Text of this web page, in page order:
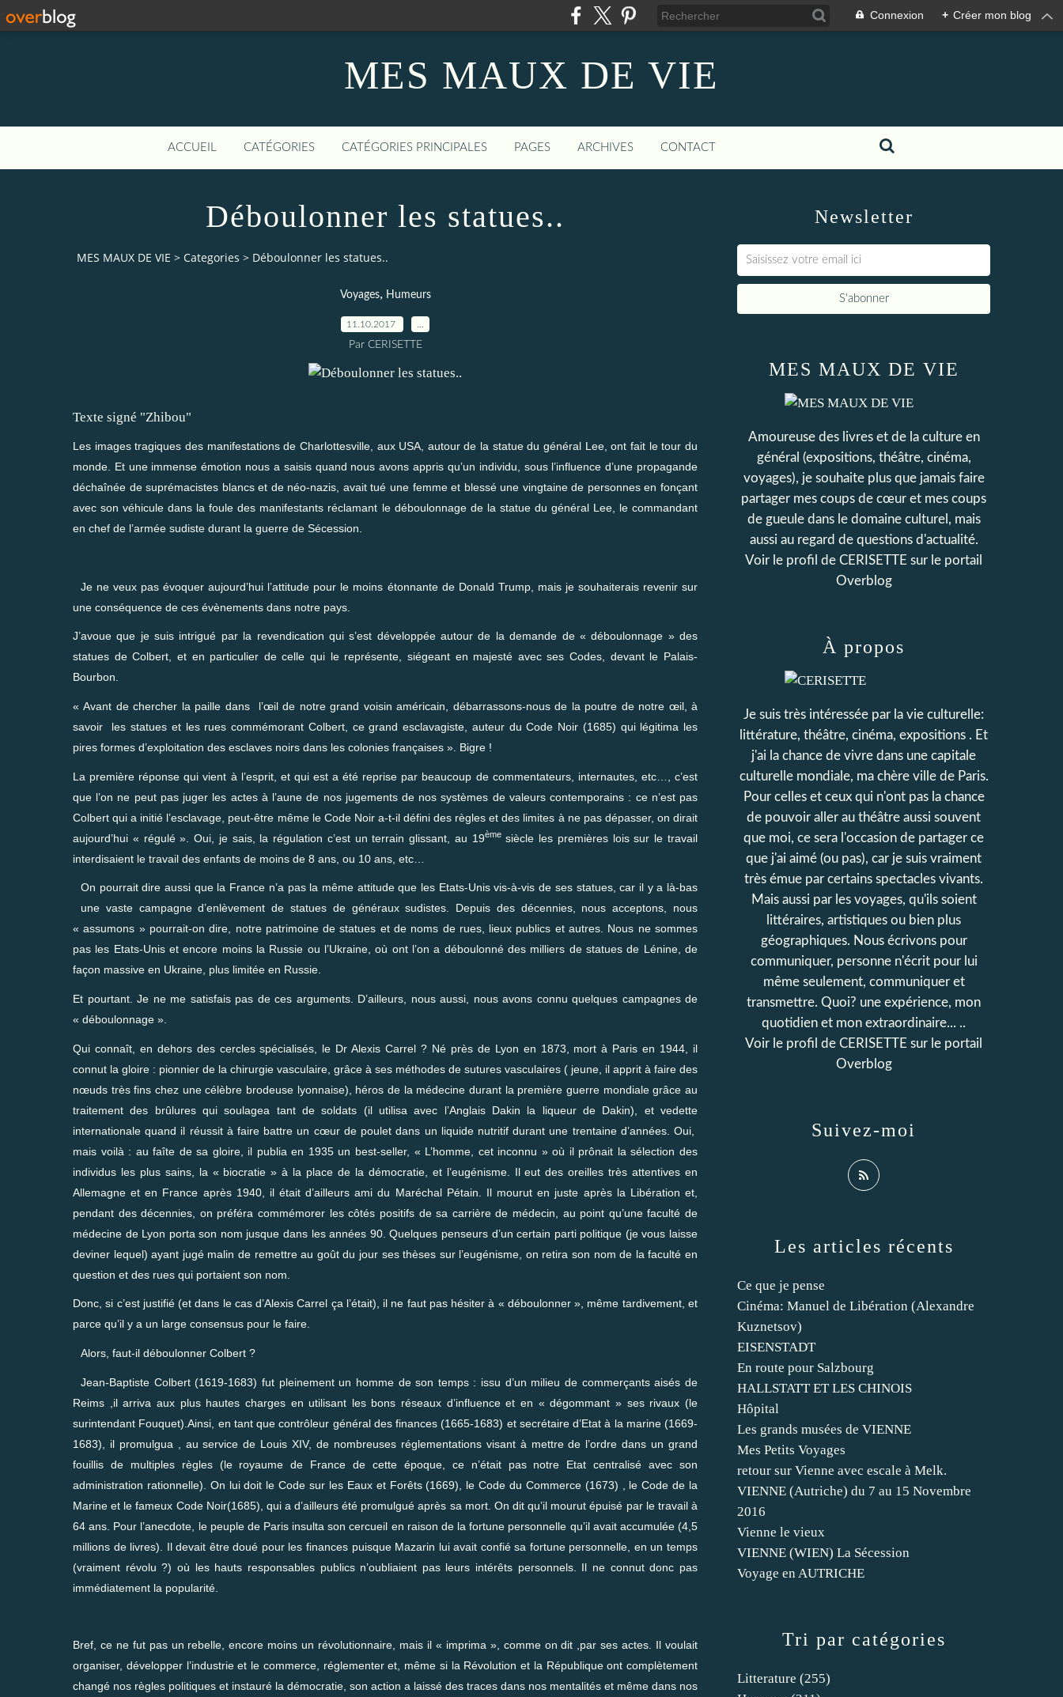
Connexion + Créer mon blog
MES MAUX DE VIE
ACCUEIL CATÉGORIES CATÉGORIES PRINCIPALES PAGES ARCHIVES CONTACT
Déboulonner les statues..
MES MAUX DE VIE > Categories > Déboulonner les statues..
Voyages, Humeurs
11.10.2017
Par CERISETTE
Texte signé "Zhibou"
Les images tragiques des manifestations de Charlottesville, aux USA, autour de la statue du général Lee, ont fait le tour du
monde. Et une immense émotion nous a saisis quand nous avons appris qu’un individu, sous l’influence d’une propagande
déchaînée de suprémacistes blancs et de néo-nazis, avait tué une femme et blessé une vingtaine de personnes en fonçant
avec son véhicule dans la foule des manifestants réclamant le déboulonnage de la statue du général Lee, le commandant
en chef de l’armée sudiste durant la guerre de Sécession.
Je ne veux pas évoquer aujourd’hui l’attitude pour le moins étonnante de Donald Trump, mais je souhaiterais revenir sur
une conséquence de ces évènements dans notre pays.
J’avoue que je suis intrigué par la revendication qui s’est développée autour de la demande de « déboulonnage » des
statues de Colbert, et en particulier de celle qui le représente, siégeant en majesté avec ses Codes, devant le Palais-
Bourbon.
« Avant de chercher la paille dans l’œil de notre grand voisin américain, débarrassons-nous de la poutre de notre œil, à
savoir les statues et les rues commémorant Colbert, ce grand esclavagiste, auteur du Code Noir (1685) qui légitima les
pires formes d’exploitation des esclaves noirs dans les colonies françaises ». Bigre !
La première réponse qui vient à l’esprit, et qui est a été reprise par beaucoup de commentateurs, internautes, etc…, c’est
que l’on ne peut pas juger les actes à l’aune de nos jugements de nos systèmes de valeurs contemporains : ce n’est pas
Colbert qui a initié l’esclavage, peut-être même le Code Noir a-t-il défini des règles et des limites à ne pas dépasser, on dirait
aujourd’hui « régulé ». Oui, je sais, la régulation c’est un terrain glissant, au 19èmesiècle les premières lois sur le travail
interdisaient le travail des enfants de moins de 8 ans, ou 10 ans, etc…
On pourrait dire aussi que la France n’a pas la même attitude que les Etats-Unis vis-à-vis de ses statues, car il y a là-bas
une vaste campagne d’enlèvement de statues de généraux sudistes. Depuis des décennies, nous acceptons, nous
« assumons » pourrait-on dire, notre patrimoine de statues et de noms de rues, lieux publics et autres. Nous ne sommes
pas les Etats-Unis et encore moins la Russie ou l’Ukraine, où ont l’on a déboulonné des milliers de statues de Lénine, de
façon massive en Ukraine, plus limitée en Russie.
Et pourtant. Je ne me satisfais pas de ces arguments. D’ailleurs, nous aussi, nous avons connu quelques campagnes de
« déboulonnage ».
Qui connaît, en dehors des cercles spécialisés, le Dr Alexis Carrel ? Né près de Lyon en 1873, mort à Paris en 1944, il
connut la gloire : pionnier de la chirurgie vasculaire, grâce à ses méthodes de sutures vasculaires ( jeune, il apprit à faire des
nœuds très fins chez une célèbre brodeuse lyonnaise), héros de la médecine durant la première guerre mondiale grâce au
traitement des brûlures qui soulagea tant de soldats (il utilisa avec l’Anglais Dakin la liqueur de Dakin), et vedette
internationale quand il réussit à faire battre un cœur de poulet dans un liquide nutritif durant une trentaine d’années. Oui,
mais voilà : au faîte de sa gloire, il publia en 1935 un best-seller, « L’homme, cet inconnu » où il prônait la sélection des
individus les plus sains, la « biocratie » à la place de la démocratie, et l’eugénisme. Il eut des oreilles très attentives en
Allemagne et en France après 1940, il était d’ailleurs ami du Maréchal Pétain. Il mourut en juste après la Libération et,
pendant des décennies, on préféra commémorer les côtés positifs de sa carrière de médecin, au point qu’une faculté de
médecine de Lyon porta son nom jusque dans les années 90. Quelques penseurs d’un certain parti politique (je vous laisse
deviner lequel) ayant jugé malin de remettre au goût du jour ses thèses sur l’eugénisme, on retira son nom de la faculté en
question et des rues qui portaient son nom.
Donc, si c’est justifié (et dans le cas d’Alexis Carrel ça l’était), il ne faut pas hésiter à « déboulonner », même tardivement, et
parce qu’il y a un large consensus pour le faire.
Alors, faut-il déboulonner Colbert ?
Jean-Baptiste Colbert (1619-1683) fut pleinement un homme de son temps : issu d’un milieu de commerçants aisés de
Reims ,il arriva aux plus hautes charges en utilisant les bons réseaux d’influence et en « dégommant » ses rivaux (le
surintendant Fouquet).Ainsi, en tant que contrôleur général des finances (1665-1683) et secrétaire d’Etat à la marine (1669-
1683), il promulgua , au service de Louis XIV, de nombreuses réglementations visant à mettre de l’ordre dans un grand
fouillis de multiples règles (le royaume de France de cette époque, ce n’était pas notre Etat centralisé avec son
administration rationnelle). On lui doit le Code sur les Eaux et Forêts (1669), le Code du Commerce (1673) , le Code de la
Marine et le fameux Code Noir(1685), qui a d’ailleurs été promulgué après sa mort. On dit qu’il mourut épuisé par le travail à
64 ans. Pour l’anecdote, le peuple de Paris insulta son cercueil en raison de la fortune personnelle qu’il avait accumulée (4,5
millions de livres). Il devait être doué pour les finances puisque Mazarin lui avait confié sa fortune personnelle, en un temps
(vraiment révolu ?) où les hauts responsables publics n’oubliaient pas leurs intérêts personnels. Il ne connut donc pas
immédiatement la popularité.
Bref, ce ne fut pas un rebelle, encore moins un révolutionnaire, mais il « imprima », comme on dit ,par ses actes. Il voulait
organiser, développer l’industrie et le commerce, réglementer et, même si la Révolution et la République ont complètement
changé nos règles politiques et instauré la démocratie, son action a laissé des traces dans nos mentalités et même dans nos
Newsletter
Tri par catégories
Litterature (255)
Les articles récents
Ce que je pense
Cinéma: Manuel de Libération (Alexandre
Kuznetsov)
EISENSTADT
En route pour Salzbourg
HALLSTATT ET LES CHINOIS
Hôpital
Les grands musées de VIENNE
Mes Petits Voyages
retour sur Vienne avec escale à Melk.
VIENNE (Autriche) du 7 au 15 Novembre
2016
Vienne le vieux
VIENNE (WIEN) La Sécession
Voyage en AUTRICHE
MES MAUX DE VIE
Amoureuse des livres et de la culture en
général (expositions, théâtre, cinéma,
voyages), je souhaite plus que jamais faire
partager mes coups de cœur et mes coups
de gueule dans le domaine culturel, mais
aussi au regard de questions d'actualité.
Voir le profil de CERISETTE sur le portail
Overblog
Suivez-moi
À propos
Je suis très intéressée par la vie culturelle:
littérature, théâtre, cinéma, expositions . Et
j'ai la chance de vivre dans une capitale
culturelle mondiale, ma chère ville de Paris.
Pour celles et ceux qui n'ont pas la chance
de pouvoir aller au théâtre aussi souvent
que moi, ce sera l'occasion de partager ce
que j'ai aimé (ou pas), car je suis vraiment
très émue par certains spectacles vivants.
Mais aussi par les voyages, qu'ils soient
littéraires, artistiques ou bien plus
géographiques. Nous écrivons pour
communiquer, personne n'écrit pour lui
même seulement, communiquer et
transmettre. Quoi? une expérience, mon
quotidien et mon extraordinaire... ..
Voir le profil de CERISETTE sur le portail
Overblog